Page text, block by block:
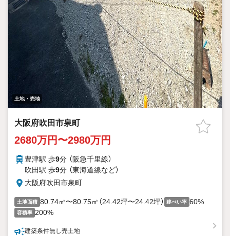
土地・売地
大阪府吹田市泉町
2680万円〜2980万円
豊津駅 歩9分 （阪急千里線）
吹田駅 歩9分 （東海道線など）
大阪府吹田市泉町
土地面積 80.74㎡〜80.75㎡（24.42坪〜24.42坪） 建ぺい率 60%
容積率 200%
建築条件無し売土地